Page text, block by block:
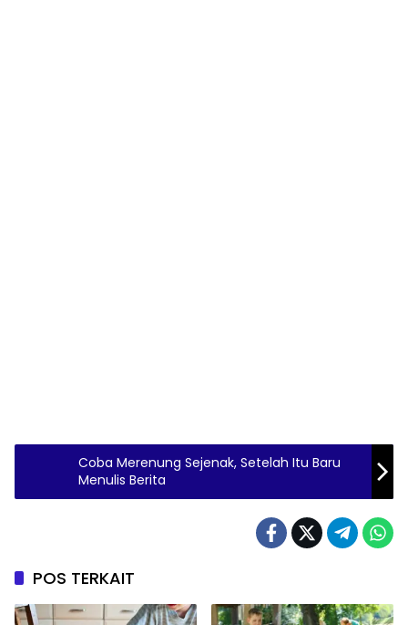
Coba Merenung Sejenak, Setelah Itu Baru
Menulis Berita
POS TERKAIT